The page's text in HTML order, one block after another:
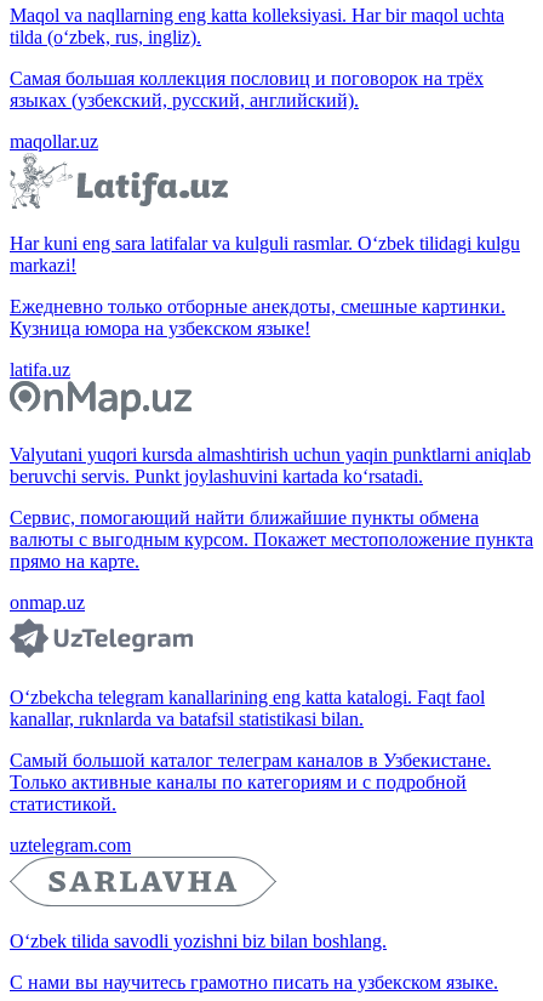
Maqol va naqllarning eng katta kolleksiyasi. Har bir maqol uchta
tilda (o‘zbek, rus, ingliz).
Самая большая коллекция пословиц и поговорок на трёх
языках (узбекский, русский, английский).
maqollar.uz
Har kuni eng sara latifalar va kulguli rasmlar. O‘zbek tilidagi kulgu
markazi!
Ежедневно только отборные анекдоты, смешные картинки.
Кузница юмора на узбекском языке!
latifa.uz
Valyutani yuqori kursda almashtirish uchun yaqin punktlarni aniqlab
beruvchi servis. Punkt joylashuvini kartada ko‘rsatadi.
Сервис, помогающий найти ближайшие пункты обмена
валюты с выгодным курсом. Покажет местоположение пункта
прямо на карте.
onmap.uz
O‘zbekcha telegram kanallarining eng katta katalogi. Faqt faol
kanallar, ruknlarda va batafsil statistikasi bilan.
Самый большой каталог телеграм каналов в Узбекистане.
Только активные каналы по категориям и с подробной
статистикой.
uztelegram.com
O‘zbek tilida savodli yozishni biz bilan boshlang.
С нами вы научитесь грамотно писать на узбекском языке.